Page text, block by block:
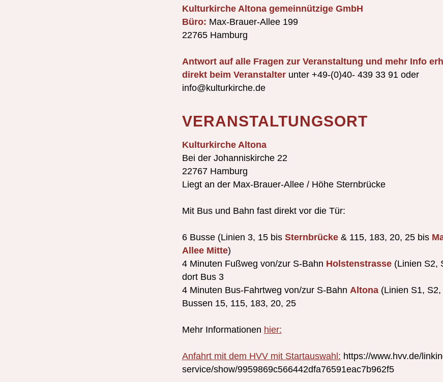
Kulturkirche Altona gemeinnützige GmbH
Büro: Max-Brauer-Allee 199
22765 Hamburg
Antwort auf alle Fragen zur Veranstaltung und mehr Info
direkt beim Veranstalterunter +49-(0)40- 439 33 91 oder
info@kulturkirche.de
VERANSTALTUNGSORT
Kulturkirche Altona
Bei der Johanniskirche 22
22767 Hamburg
Liegt an der Max-Brauer-Allee / Höhe Sternbrücke
Mit Bus und Bahn fast direkt vor die Tür:
6 Busse (Linien 3, 15 bis Sternbrücke& 115, 183, 20, 25 bis
Allee Mitte)
4 Minuten Fußweg von/zur S-Bahn Holstenstrasse(Linien S2,
dort Bus 3
4 Minuten Bus-Fahrtweg von/zur S-Bahn Altona(Linien S1, S2,
Bussen 15, 115, 183, 20, 25
Mehr Informationen hier:
Anfahrt mit dem HVV mit Startauswahl: https://www.hvv.de/
service/show/9959869c566442dfa76591eac7b962f5